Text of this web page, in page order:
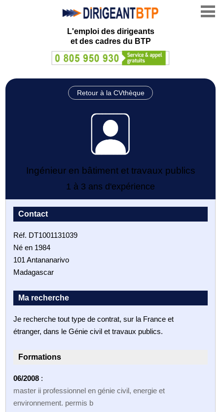
L'emploi des dirigeants
et des cadres du BTP
Retour à la CVthèque
Ingénieur en bâtiment et travaux publics
1 à 3 ans d'expérience
Contact
Réf. DT1001131039
Né en 1984
101 Antananarivo
Madagascar
Ma recherche
Je recherche tout type de contrat, sur la France et
étranger, dans le Génie civil et travaux publics.
Formations
06/2008 :
master ii professionnel en génie civil, energie et
environnement. permis b